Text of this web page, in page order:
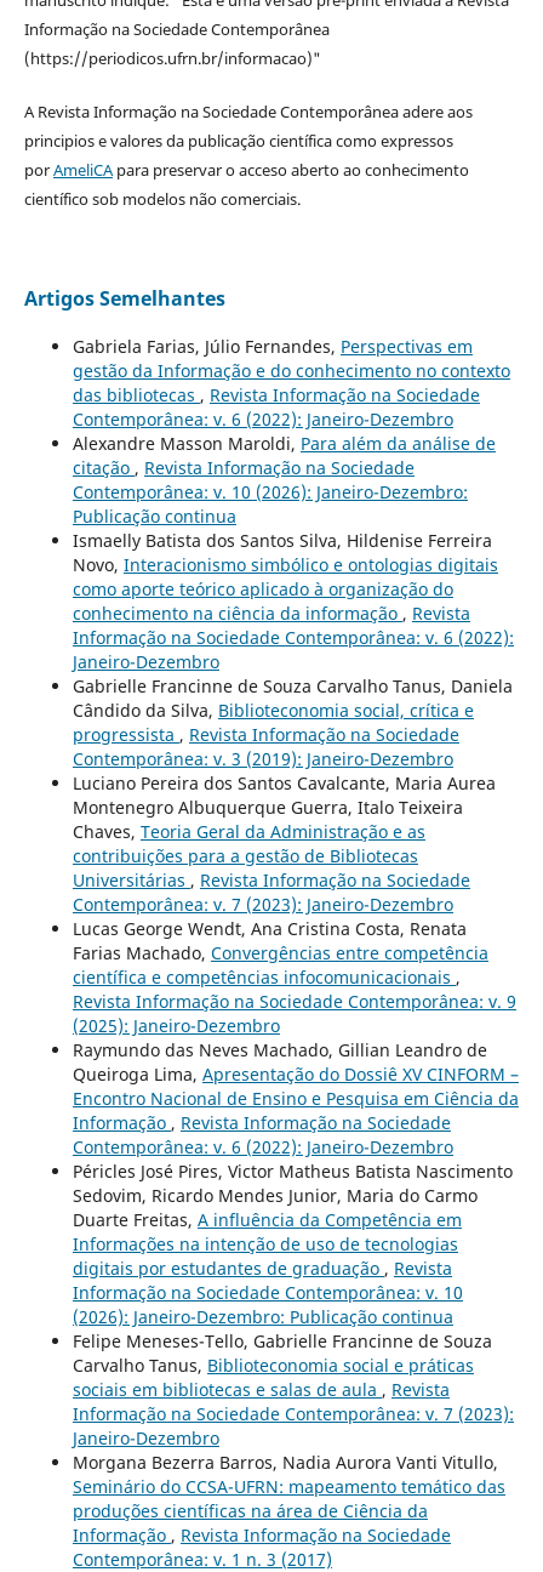
Informação na Sociedade Contemporânea
(https://periodicos.ufrn.br/informacao)"
A Revista Informação na Sociedade Contemporânea adere aos
principios e valores da publicação científica como expressos
porAmeliCApara preservar o acceso aberto ao conhecimento
científico sob modelos não comerciais.
Artigos Semelhantes
Gabriela Farias, Júlio Fernandes, Perspectivas em
gestão da Informação e do conhecimento no contexto
das bibliotecas , Revista Informação na Sociedade
Contemporânea: v. 6 (2022): Janeiro-Dezembro
Alexandre Masson Maroldi, Para além da análise de
citação , Revista Informação na Sociedade
Contemporânea: v. 10 (2026): Janeiro-Dezembro:
Publicação continua
Ismaelly Batista dos Santos Silva, Hildenise Ferreira
Novo, Interacionismo simbólico e ontologias digitais
como aporte teórico aplicado à organização do
conhecimento na ciência da informação , Revista
Informação na Sociedade Contemporânea: v. 6 (2022):
Janeiro-Dezembro
Gabrielle Francinne de Souza Carvalho Tanus, Daniela
Cândido da Silva, Biblioteconomia social, crítica e
progressista , Revista Informação na Sociedade
Contemporânea: v. 3 (2019): Janeiro-Dezembro
Luciano Pereira dos Santos Cavalcante, Maria Aurea
Montenegro Albuquerque Guerra, Italo Teixeira
Chaves, Teoria Geral da Administração e as
contribuições para a gestão de Bibliotecas
Universitárias , Revista Informação na Sociedade
Contemporânea: v. 7 (2023): Janeiro-Dezembro
Lucas George Wendt, Ana Cristina Costa, Renata
Farias Machado, Convergências entre competência
científica e competências infocomunicacionais ,
Revista Informação na Sociedade Contemporânea: v. 9
(2025): Janeiro-Dezembro
Raymundo das Neves Machado, Gillian Leandro de
Queiroga Lima, Apresentação do Dossiê XV CINFORM –
Encontro Nacional de Ensino e Pesquisa em Ciência da
Informação , Revista Informação na Sociedade
Contemporânea: v. 6 (2022): Janeiro-Dezembro
Péricles José Pires, Victor Matheus Batista Nascimento
Sedovim, Ricardo Mendes Junior, Maria do Carmo
Duarte Freitas, A influência da Competência em
Informações na intenção de uso de tecnologias
digitais por estudantes de graduação , Revista
Informação na Sociedade Contemporânea: v. 10
(2026): Janeiro-Dezembro: Publicação continua
Felipe Meneses-Tello, Gabrielle Francinne de Souza
Carvalho Tanus, Biblioteconomia social e práticas
sociais em bibliotecas e salas de aula , Revista
Informação na Sociedade Contemporânea: v. 7 (2023):
Janeiro-Dezembro
Morgana Bezerra Barros, Nadia Aurora Vanti Vitullo,
Seminário do CCSA-UFRN: mapeamento temático das
produções científicas na área de Ciência da
Informação , Revista Informação na Sociedade
Contemporânea: v. 1 n. 3 (2017)